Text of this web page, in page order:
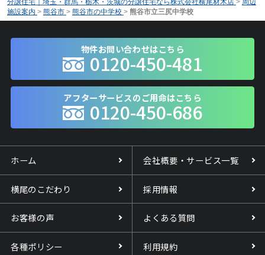
施設案内 > 熊谷市 > 熊谷市の中学校 > 熊谷市立三尻中学校
物件お問い合わせはこちら
0120-450-481
アフターサービスのご用命はこちら
0120-450-686
ホーム 会社概要・サービス一覧
横尾のこだわり 採用情報
お客様の声 よくある質問
各種ポリシー 利用規約